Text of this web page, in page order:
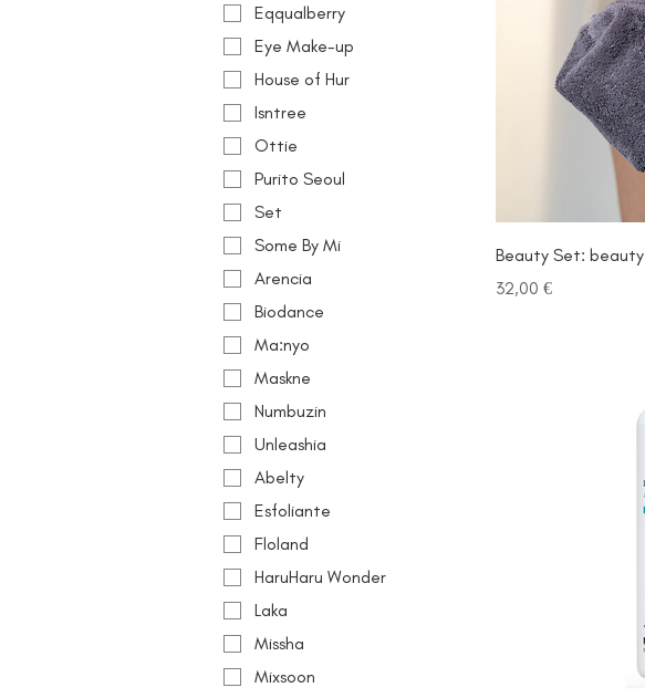
Eqqualberry
Eye Make-up
House of Hur
Isntree
Ottie
Purito Seoul
Set
Some By Mi
Arencia
Biodance
Ma:nyo
Maskne
Numbuzin
Unleashia
Abelty
Esfoliante
Floland
HaruHaru Wonder
Laka
Missha
Mixsoon
Beauty Set:
Prezzo
32,00 €